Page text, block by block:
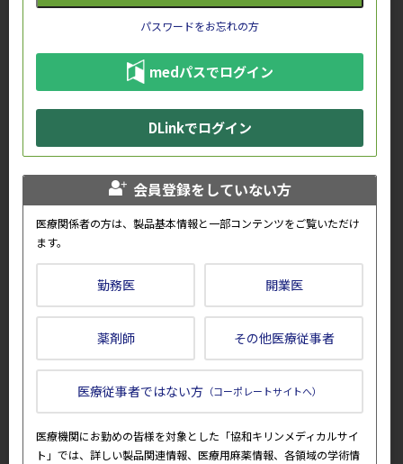
2010.6
使用上の注意改訂
「その他の注意」の項にESA製剤使用患者において報告されて
いる安全性情報（TREAT試験結果等）を追記
2009.10-11
使用上の注意改訂
「重要な基本的注意」の項から伝達性海綿状脳症（TSE）に関
する記載を削除
添付文書改訂
2009.4-5
「重要な基本的注意」の項に伝達性海綿状脳症（TSE）に関す
る患者への説明を考慮する旨を追記、「その他の副作用」の項
に「発熱」及び「熱感・ほてり感」を追記
包装仕様変更
2009.1
包装デザイン変更（21-2）G(静注用20μg・120μgシリンジ)
会員登録をしていない方
医療関係者の方は、製品基本情報と一部コンテンツをご覧いただけ
ます。
勤務医 開業医
薬剤師 その他医療従事者
医療従事者ではない方 （コーポレートサイトへ）
医療機関にお勤めの皆様を対象とした「協和キリンメディカルサイ
ト」では、詳しい製品関連情報、医療用麻薬情報、各領域の学術情
パスワードをお忘れの方
medパスでログイン
DLinkでログイン